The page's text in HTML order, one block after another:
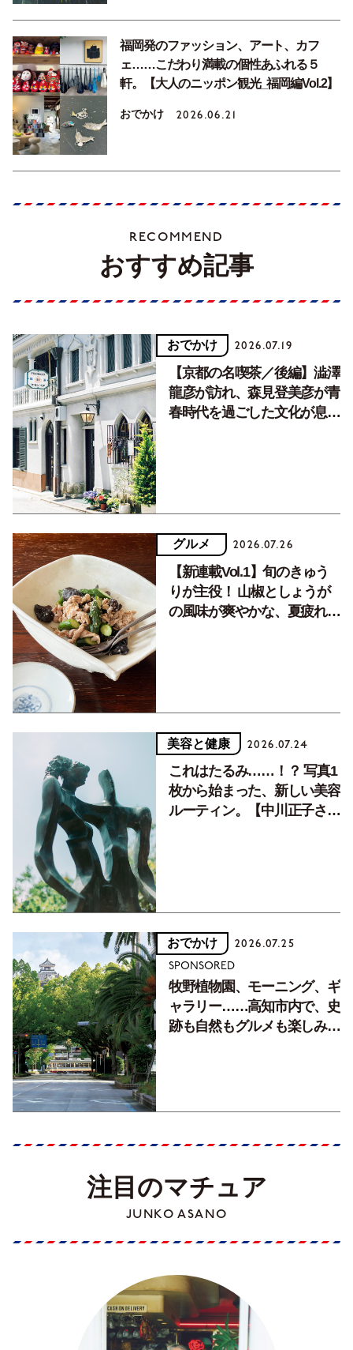
福岡発のファッション、アート、カフ
ェ……こだわり満載の個性あふれる５
軒。【大人のニッポン観光_福岡編Vol.2】
おでかけ 2026.06.21
RECOMMEND
おすすめ記事
おでかけ 2026.07.19
【京都の名喫茶／後編】澁澤
龍彦が訪れ、森見登美彦が青
春時代を過ごした文化が息づ
グルメ 2026.07.26
【新連載Vol.1】旬のきゅう
りが主役！ 山椒としょうが
の風味が爽やかな、夏疲れを
美容と健康 2026.07.24
これはたるみ……！？ 写真1
枚から始まった、新しい美容
ルーティン。【中川正子さん
おでかけ 2026.07.25
SPONSORED
牧野植物園、モーニング、ギ
ャラリー……高知市内で、史
跡も自然もグルメも楽しみ尽
注目のマチュア
JUNKO ASANO